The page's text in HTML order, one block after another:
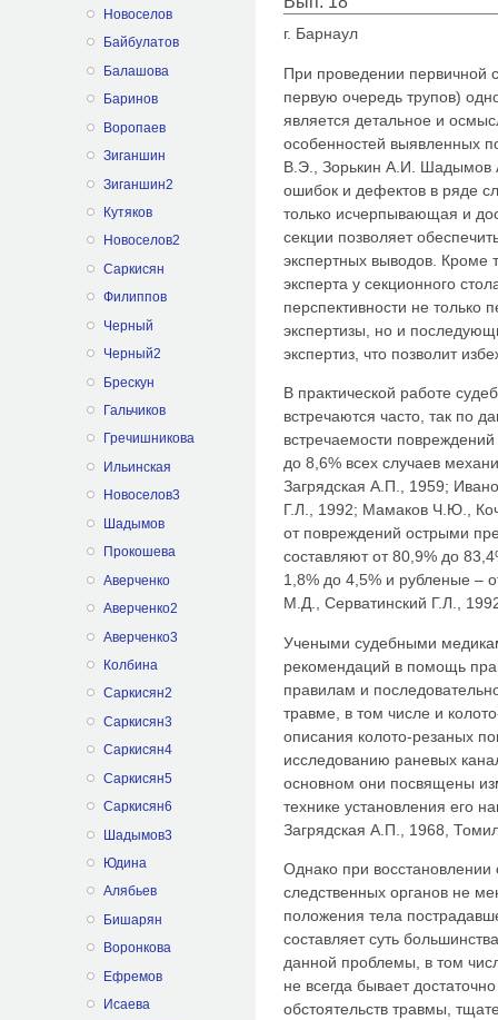
Новоселов
Байбулатов
Балашова
Баринов
Воропаев
Зиганшин
Зиганшин2
Кутяков
Новоселов2
Саркисян
Филиппов
Черный
Черный2
Брескун
Гальчиков
Гречишникова
Ильинская
Новоселов3
Шадымов
Прокошева
Аверченко
Аверченко2
Аверченко3
Колбина
Саркисян2
Саркисян3
Саркисян4
Саркисян5
Саркисян6
Шадымов3
Юдина
Алябьев
Бишарян
Воронкова
Ефремов
Исаева
г. Барнаул
При проведении первичной
первую очередь трупов)
является детальное и
особенностей выявленных
В.Э., Зорькин А.И. Шадымов
ошибок и дефектов в ряде
только исчерпывающая и
секции позволяет
экспертных выводов. Кроме
эксперта у секционного
перспективности не только
экспертизы, но и
экспертиз, что позволит
В практической работе
встречаются часто, так по
встречаемости
до 8,6% всех случаев
Загрядская А.П., 1959;
Г.Л., 1992; Мамаков Ч.Ю.,
от повреждений острыми
составляют от 80,9% до
1,8% до 4,5% и рубленые –
М.Д., Серватинский Г.Л.,
Учеными судебными
рекомендаций в помощь
правилам и
травме, в том числе и
описания колото-резаных
исследованию раневых
основном они посвящены
технике установления его
Загрядская А.П., 1968,
Однако при восстановлении
следственных органов не
положения тела
составляет суть
данной проблемы, в том
не всегда бывает
обстоятельств травмы,